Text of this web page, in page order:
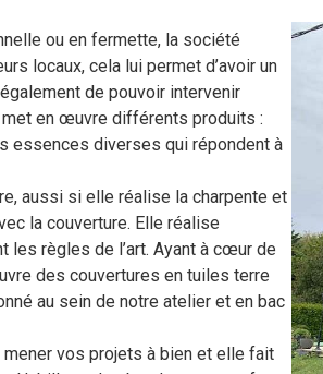
ou en fermette, la société
locaux, cela lui permet d’avoir un
de pouvoir intervenir
en œuvre différents produits :
essences diverses qui répondent à
aussi si elle réalise la charpente et
la couverture. Elle réalise
les règles de l’art. Ayant à cœur de
des couvertures en tuiles terre
au sein de notre atelier et en bac
vos projets à bien et elle fait